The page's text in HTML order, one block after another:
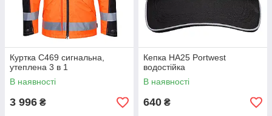
Куртка C469 сигнальна,
утеплена 3 в 1
В наявності
3 996 ₴
Кепка HA25 Portwest
водостійка
В наявності
640 ₴